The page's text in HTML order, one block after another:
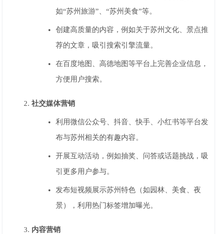
如“苏州旅游”、“苏州美食”等。
创建高质量的内容，例如关于苏州文化、景点推
荐的文章，吸引搜索引擎流量。
在百度地图、高德地图等平台上完善企业信息，
方便用户搜索。
社交媒体营销
利用微信公众号、抖音、快手、小红书等平台发
布与苏州相关的有趣内容。
开展互动活动，例如抽奖、问答或话题挑战，吸
引更多用户参与。
发布短视频展示苏州特色（如园林、美食、夜
景），利用热门标签增加曝光。
内容营销